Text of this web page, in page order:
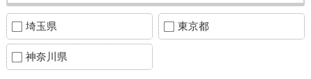
埼玉県 東京都
神奈川県